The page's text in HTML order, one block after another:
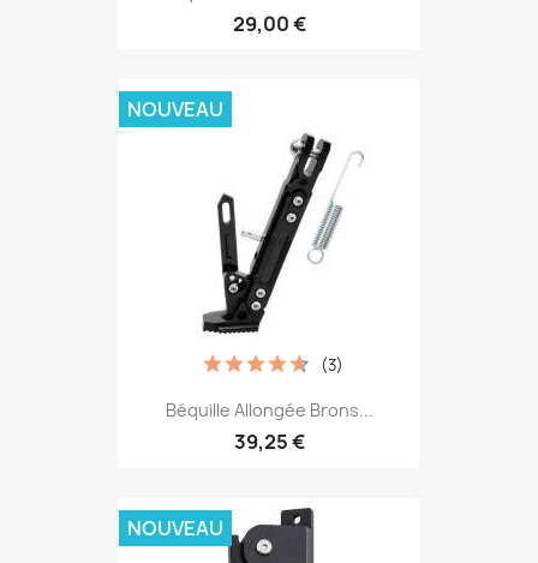
29,00 €
Béquille Allongée Brons...
39,25 €
(3)
NOUVEAU
NOUVEAU